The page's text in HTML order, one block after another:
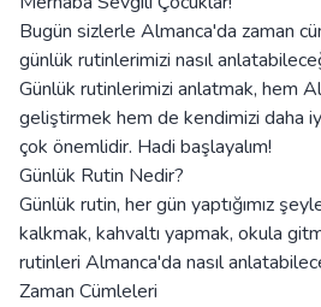
Bugün sizlerle Almanca'da zaman
günlük rutinlerimizi nasıl
Günlük rutinlerimizi anlatmak, hem
geliştirmek hem de kendimizi daha
çok önemlidir. Hadi başlayalım!
Günlük Rutin Nedir?
Günlük rutin, her gün yaptığımız
kalkmak, kahvaltı yapmak, okula
rutinleri Almanca'da nasıl
Zaman Cümleleri